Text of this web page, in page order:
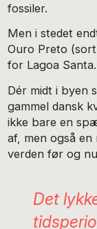
fossiler.
Men i stedet
Ouro Preto
for Lagoa Santa.
Dér midt i byen
gammel dansk
ikke bare en
af, men også
verden før og
Det